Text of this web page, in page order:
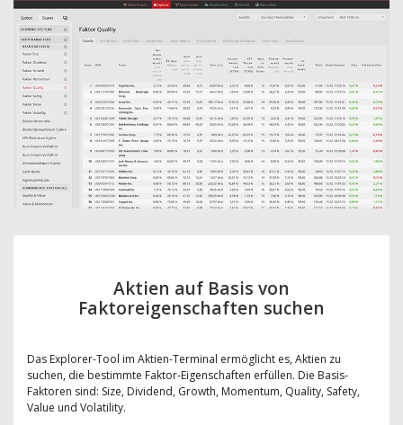
Aktien auf Basis von
Faktoreigenschaften suchen
Das Explorer-Tool im Aktien-Terminal ermöglicht es, Aktien zu
suchen, die bestimmte Faktor-Eigenschaften erfüllen. Die Basis-
Faktoren sind: Size, Dividend, Growth, Momentum, Quality, Safety,
Value und Volatility.